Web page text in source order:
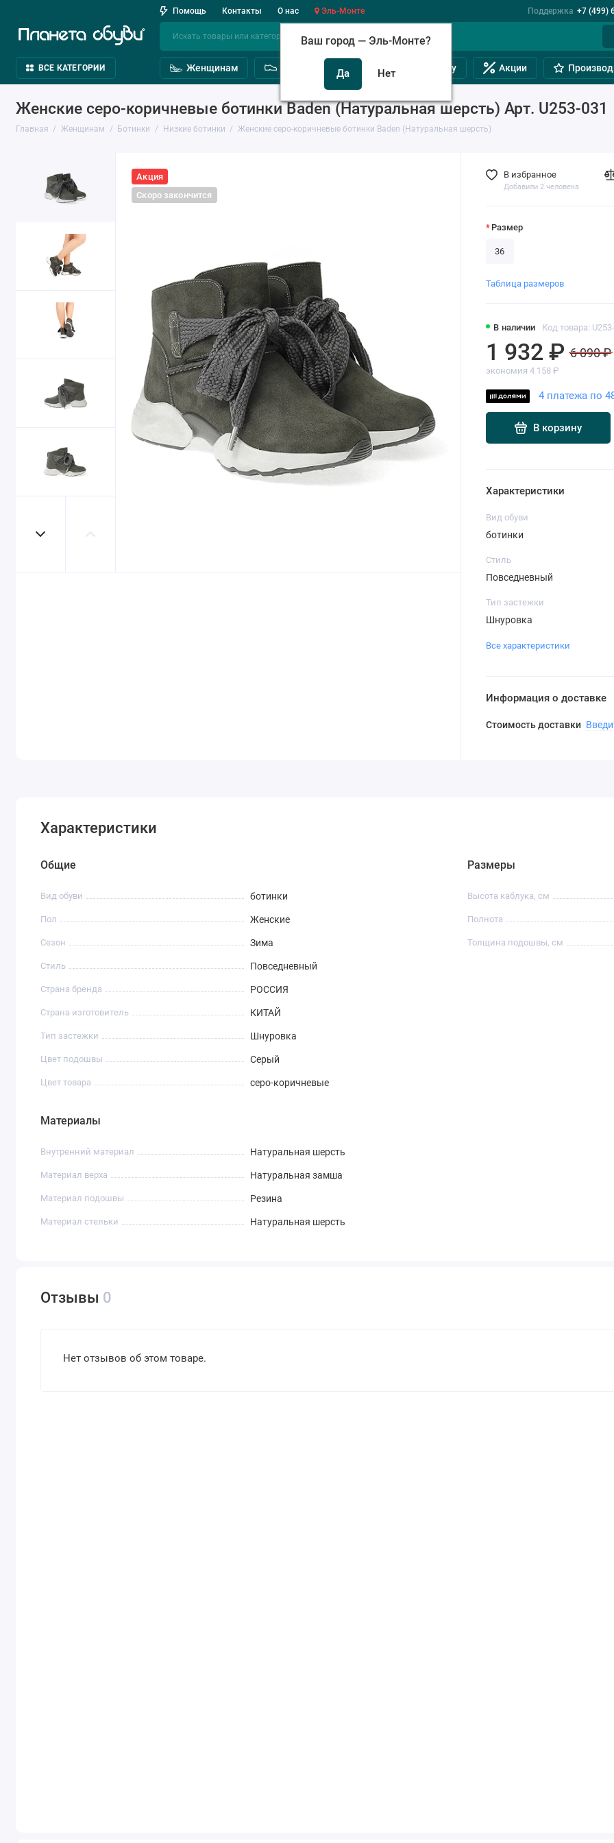
Помощь Контакты О нас Эль-Монте
Ваш город — Эль-Монте?
Поддержка +7 (499)
ВСЕ КАТЕГОРИИ Женщинам Обувь на полную ногу Акции
Женские серо-коричневые ботинки Baden (Натуральная шерсть) Арт. U253-031
Главная Женщинам Ботинки Низкие ботинки Женские серо-коричневые ботинки Baden (Натуральная шерсть)
Акция
Скоро закончится
В наличии Код товара:
1 932 ₽ 6 090 ₽
экономия 4 158 ₽
4 платежа по
В корзину
В избранное
Добавили 2 человека
Размер
36
Таблица размеров
Характеристики
Вид обуви
ботинки
Стиль
Повседневный
Тип застежки
Шнуровка
Все характеристики
Информация о доставке
Стоимость доставки
Характеристики
Общие
Вид обуви ботинки
Пол Женские
Сезон Зима
Стиль Повседневный
Страна бренда РОССИЯ
Страна изготовитель КИТАЙ
Тип застежки Шнуровка
Цвет подошвы Серый
Цвет товара серо-коричневые
Размеры
Высота каблука, см
Полнота
Толщина подошвы, см
Материалы
Внутренний материал Натуральная шерсть
Материал верха Натуральная замша
Материал подошвы Резина
Материал стельки Натуральная шерсть
Отзывы 0
Нет отзывов об этом товаре.